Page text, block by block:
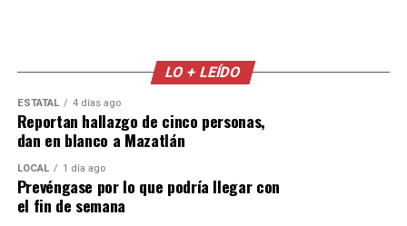
LO + LEÍDO
ESTATAL 4 días ago
Reportan hallazgo de cinco personas,
dan en blanco a Mazatlán
LOCAL 1 día ago
Prevéngase por lo que podría llegar con
el fin de semana